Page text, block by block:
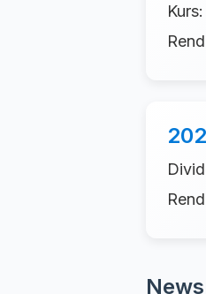
News